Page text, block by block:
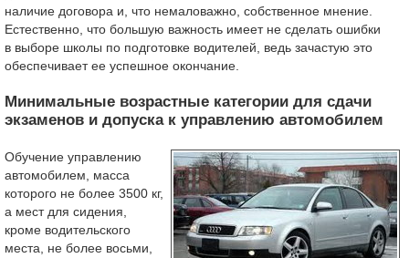
наличие договора и, что немаловажно, собственное мнение.
Естественно, что большую важность имеет не сделать ошибки
в выборе школы по подготовке водителей, ведь зачастую это
обеспечивает ее успешное окончание.
Минимальные возрастные категории для сдачи
экзаменов и допуска к управлению автомобилем
Обучение управлению
автомобилем, масса
которого не более 3500 кг,
а мест для сидения,
кроме водительского
места, не более восьми,